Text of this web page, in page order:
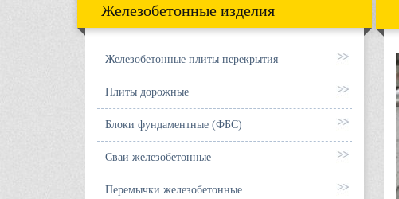
Железобетонные изделия
Железобетонные плиты перекрытия
Плиты дорожные
Блоки фундаментные (ФБС)
Сваи железобетонные
Перемычки железобетонные